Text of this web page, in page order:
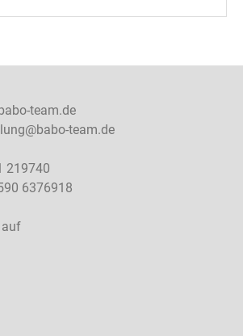
team.de
team.de
219740
6376918
auf